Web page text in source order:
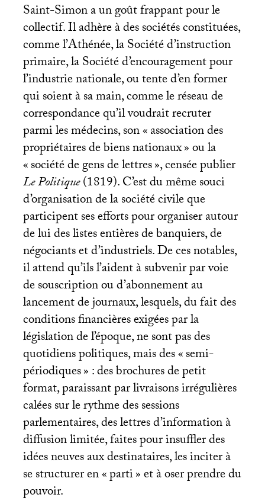
Saint-Simon a un goût frappant pour le
collectif. Il adhère à des sociétés constituées,
comme l’Athénée, la Société d’instruction
primaire, la Société d’encouragement pour
l’industrie nationale, ou tente d’en former
qui soient à sa main, comme le réseau de
correspondance qu’il voudrait recruter
parmi les médecins, son «association des
propriétaires de biens nationaux» ou la
«société de gens de lettres», censée publier
Le Politique(1819). C’est du même souci
d’organisation de la société civile que
participent ses efforts pour organiser autour
de lui des listes entières de banquiers, de
négociants et d’industriels. De ces notables,
il attend qu’ils l’aident à subvenir par voie
de souscription ou d’abonnement au
lancement de journaux, lesquels, du fait des
conditions financières exigées par la
législation de l’époque, ne sont pas des
quotidiens politiques, mais des «semi-
périodiques» : des brochures de petit
format, paraissant par livraisons irrégulières
calées sur le rythme des sessions
parlementaires, des lettres d’information à
diffusion limitée, faites pour insuffler des
idées neuves aux destinataires, les inciter à
se structurer en «parti» et à oser prendre du
pouvoir.